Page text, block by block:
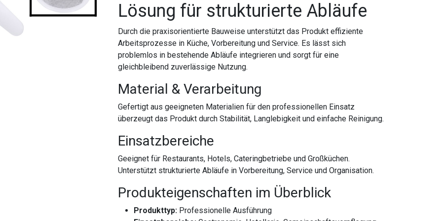
Lösung für strukturierte Abläufe
Durch die praxisorientierte Bauweise unterstützt das Produkt effiziente
Arbeitsprozesse in Küche, Vorbereitung und Service. Es lässt sich
problemlos in bestehende Abläufe integrieren und sorgt für eine
gleichbleibend zuverlässige Nutzung.
Material & Verarbeitung
Gefertigt aus geeigneten Materialien für den professionellen Einsatz
überzeugt das Produkt durch Stabilität, Langlebigkeit und einfache Reinigung.
Einsatzbereiche
Geeignet für Restaurants, Hotels, Cateringbetriebe und Großküchen.
Unterstützt strukturierte Abläufe in Vorbereitung, Service und Organisation.
Produkteigenschaften im Überblick
Produkttyp: Professionelle Ausführung